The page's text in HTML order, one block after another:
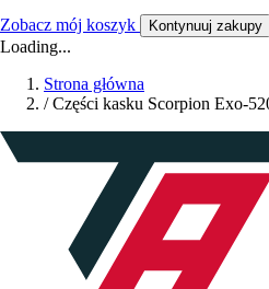
Zobacz mój koszyk Kontynuuj zakupy
Loading...
Strona główna
/ Części kasku Scorpion Exo-